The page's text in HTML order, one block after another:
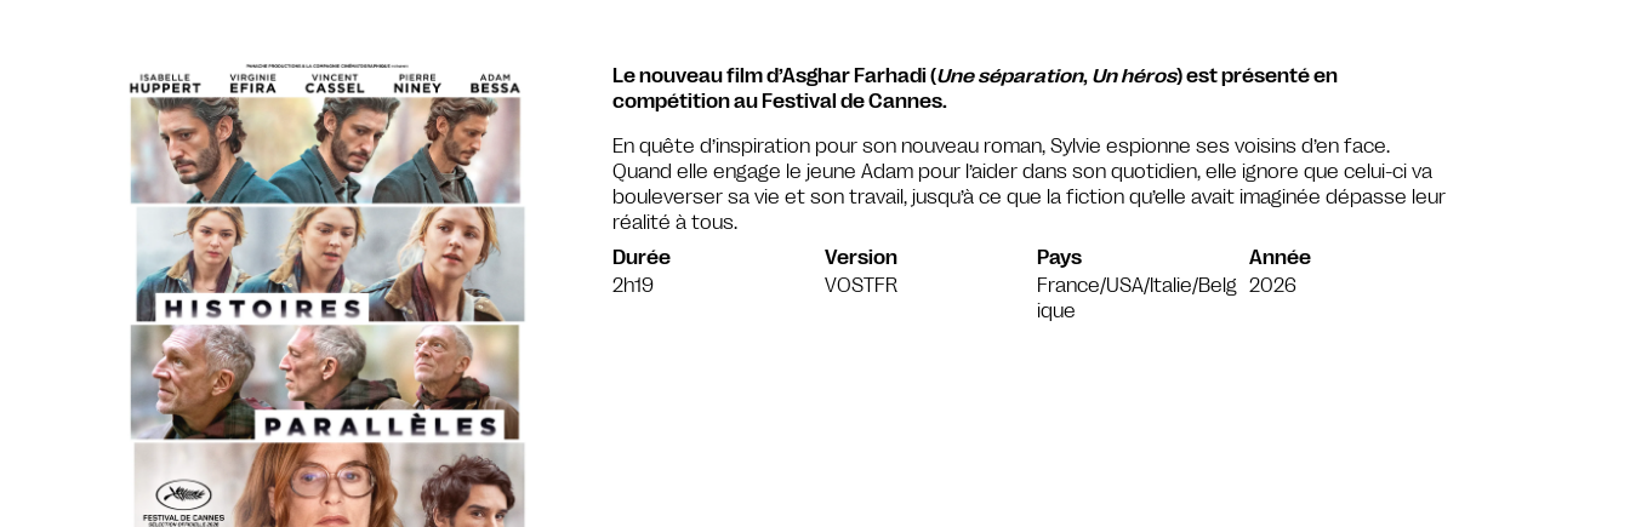
Le nouveau film d’Asghar Farhadi (Une séparation, Un héros) est présenté en
compétition au Festival de Cannes.
En quête d’inspiration pour son nouveau roman, Sylvie espionne ses voisins d’en face.
Quand elle engage le jeune Adam pour l’aider dans son quotidien, elle ignore que celui-ci va
bouleverser sa vie et son travail, jusqu’à ce que la fiction qu’elle avait imaginée dépasse leur
réalité à tous.
Durée
2h19
Version
VOSTFR
Pays
France/USA/Italie/Belg
ique
Année
2026